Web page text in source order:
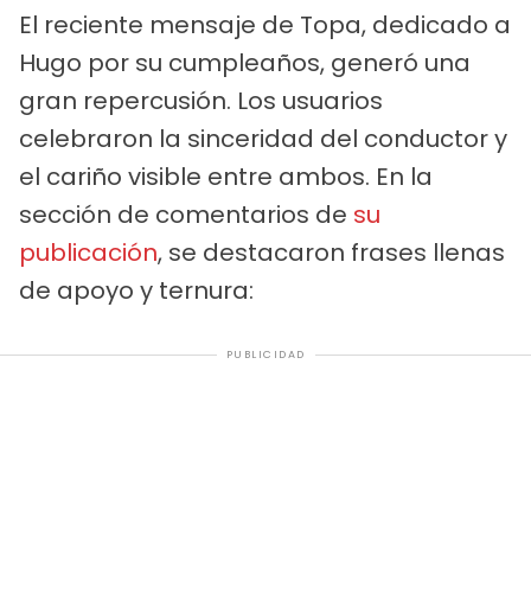
El reciente mensaje de Topa, dedicado a
Hugo por su cumpleaños, generó una
gran repercusión. Los usuarios
celebraron la sinceridad del conductor y
el cariño visible entre ambos. En la
sección de comentarios de su
publicación, se destacaron frases llenas
de apoyo y ternura:
PUBLICIDAD